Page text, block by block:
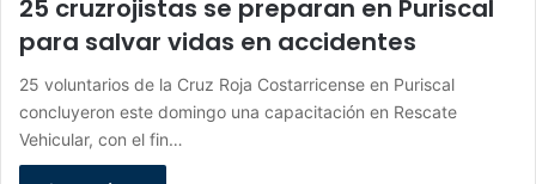
25 cruzrojistas se preparan en Puriscal
para salvar vidas en accidentes
25 voluntarios de la Cruz Roja Costarricense en Puriscal
concluyeron este domingo una capacitación en Rescate
Vehicular, con el fin…